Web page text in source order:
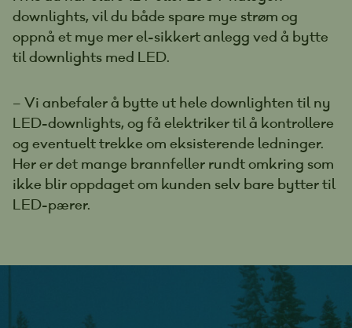
downlights, vil du både spare mye strøm og
oppnå et mye mer el-sikkert anlegg ved å bytte
til downlights med LED.
– Vi anbefaler å bytte ut hele downlighten til ny
LED-downlights, og få elektriker til å kontrollere
og eventuelt trekke om eksisterende ledninger.
Her er det mange brannfeller rundt omkring som
ikke blir oppdaget om kunden selv bare bytter til
LED-pærer.